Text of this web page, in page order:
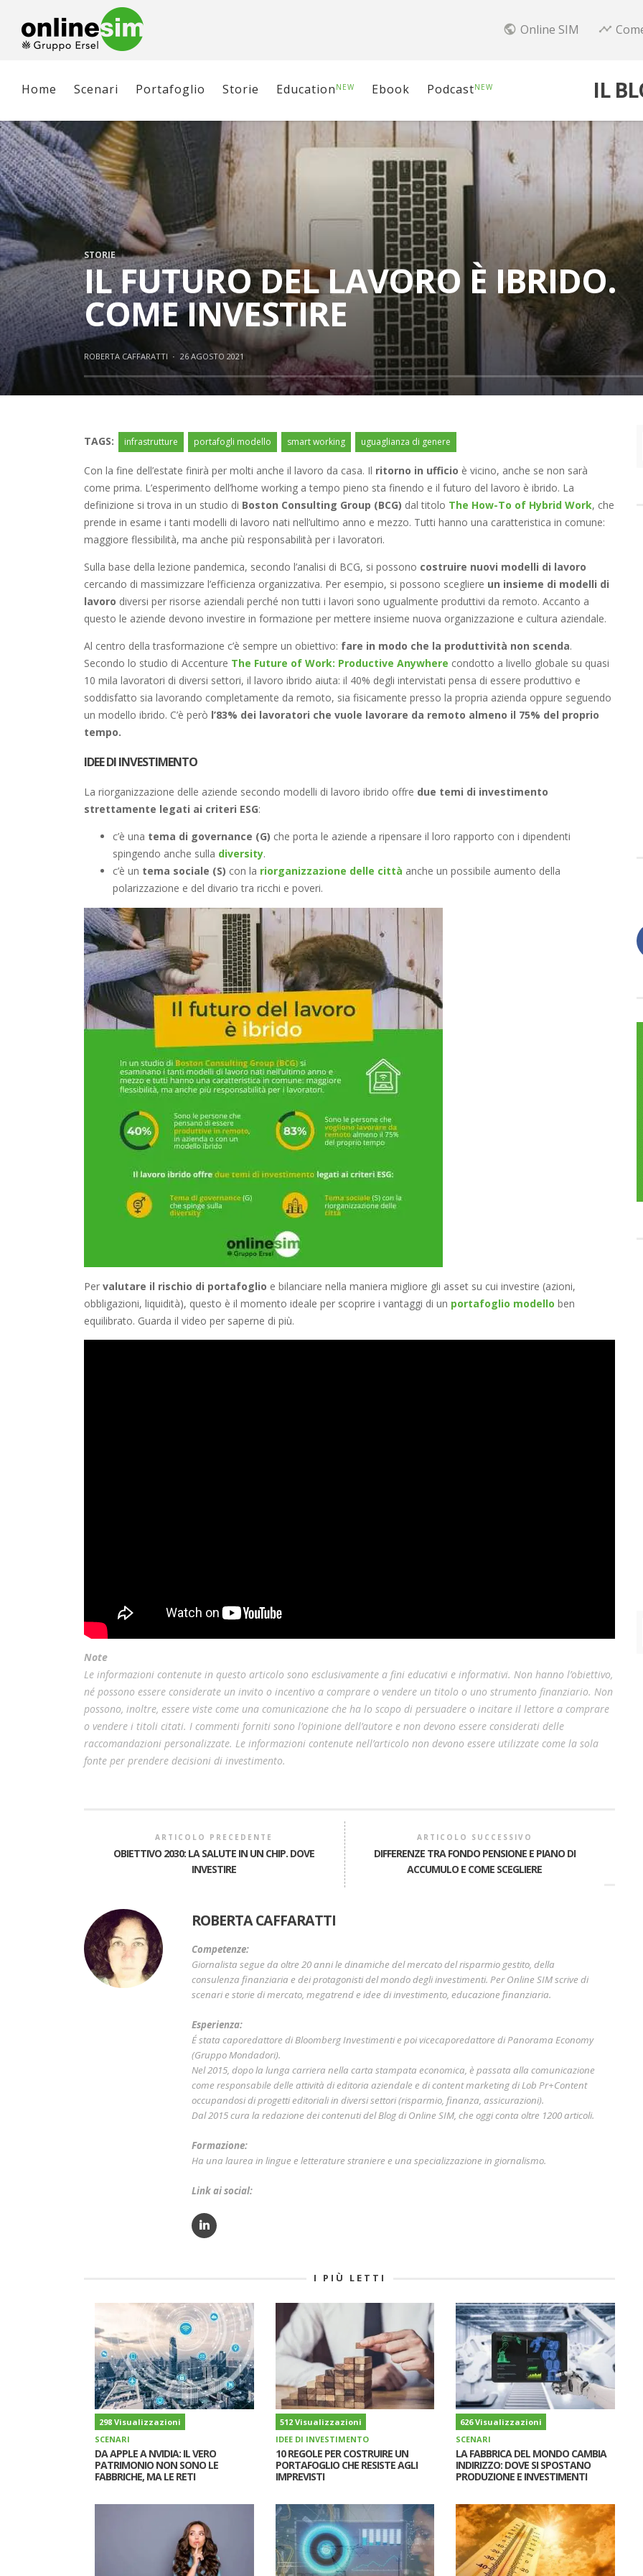
public Online SIM timeline
Home Scenari Portafoglio Storie Education NEW Ebook PodcastNEW IL
STORIE
IL FUTURO DEL LAVORO È IBRIDO.
COME INVESTIRE
ROBERTA CAFFARATTI · 26 AGOSTO 2021
TAGS: infrastrutture portafogli modello smart working uguaglianza di genere
Con la fine dell’estate finirà per molti anche il lavoro da casa. Il ritorno in ufficio è vicino, anche se non sarà
come prima. L’esperimento dell’home working a tempo pieno sta finendo e il futuro del lavoro è ibrido. La
definizione si trova in un studio di Boston Consulting Group (BCG) dal titolo The How-To of Hybrid Work, che
prende in esame i tanti modelli di lavoro nati nell’ultimo anno e mezzo. Tutti hanno una caratteristica in comune:
maggiore flessibilità, ma anche più responsabilità per i lavoratori.
Sulla base della lezione pandemica, secondo l’analisi di BCG, si possono costruire nuovi modelli di lavoro
cercando di massimizzare l’efficienza organizzativa. Per esempio, si possono scegliere un insieme di modelli di
lavoro diversi per risorse aziendali perché non tutti i lavori sono ugualmente produttivi da remoto. Accanto a
questo le aziende devono investire in formazione per mettere insieme nuova organizzazione e cultura aziendale.
Al centro della trasformazione c’è sempre un obiettivo: fare in modo che la produttività non scenda.
Secondo lo studio di Accenture The Future of Work: Productive Anywhere condotto a livello globale su quasi
10 mila lavoratori di diversi settori, il lavoro ibrido aiuta: il 40% degli intervistati pensa di essere produttivo e
soddisfatto sia lavorando completamente da remoto, sia fisicamente presso la propria azienda oppure seguendo
un modello ibrido. C’è però l’83% dei lavoratori che vuole lavorare da remoto almeno il 75% del proprio
tempo.
IDEE DI INVESTIMENTO
La riorganizzazione delle aziende secondo modelli di lavoro ibrido offre due temi di investimento
strettamente legati ai criteri ESG:
c’è una tema di governance (G) che porta le aziende a ripensare il loro rapporto con i dipendenti
spingendo anche sulla diversity.
c’è un tema sociale (S) con la riorganizzazione delle città anche un possibile aumento della
polarizzazione e del divario tra ricchi e poveri.
Per valutare il rischio di portafoglio e bilanciare nella maniera migliore gli asset su cui investire (azioni,
obbligazioni, liquidità), questo è il momento ideale per scoprire i vantaggi di un portafoglio modello ben
equilibrato. Guarda il video per saperne di più.
Note
Le informazioni contenute in questo articolo sono esclusivamente a fini educativi e informativi. Non hanno l’obiettivo,
né possono essere considerate un invito o incentivo a comprare o vendere un titolo o uno strumento finanziario. Non
possono, inoltre, essere viste come una comunicazione che ha lo scopo di persuadere o incitare il lettore a comprare
o vendere i titoli citati. I commenti forniti sono l’opinione dell’autore e non devono essere considerati delle
raccomandazioni personalizzate. Le informazioni contenute nell’articolo non devono essere utilizzate come la sola
fonte per prendere decisioni di investimento.
ARTICOLO PRECEDENTE
OBIETTIVO 2030: LA SALUTE IN UN CHIP. DOVE
INVESTIRE
ARTICOLO SUCCESSIVO
DIFFERENZE TRA FONDO PENSIONE E PIANO DI
ACCUMULO E COME SCEGLIERE
ROBERTA CAFFARATTI
Competenze:
Giornalista segue da oltre 20 anni le dinamiche del mercato del risparmio gestito, della
consulenza finanziaria e dei protagonisti del mondo degli investimenti. Per Online SIM scrive di
scenari e storie di mercato, megatrend e idee di investimento, educazione finanziaria.
Esperienza:
É stata caporedattore di Bloomberg Investimenti e poi vicecaporedattore di Panorama Economy
(Gruppo Mondadori).
Nel 2015, dopo la lunga carriera nella carta stampata economica, è passata alla comunicazione
come responsabile delle attività di editoria aziendale e di content marketing di Lob Pr+Content
occupandosi di progetti editoriali in diversi settori (risparmio, finanza, assicurazioni).
Dal 2015 cura la redazione dei contenuti del Blog di Online SIM, che oggi conta oltre 1200 articoli.
Formazione:
Ha una laurea in lingue e letterature straniere e una specializzazione in giornalismo.
Link ai social:
I PIÙ LETTI
298 Visualizzazioni
SCENARI
DA APPLE A NVIDIA: IL VERO
PATRIMONIO NON SONO LE
FABBRICHE, MA LE RETI
512 Visualizzazioni
IDEE DI INVESTIMENTO
10 REGOLE PER COSTRUIRE UN
PORTAFOGLIO CHE RESISTE AGLI
IMPREVISTI
626 Visualizzazioni
SCENARI
LA FABBRICA DEL MONDO CAMBIA
INDIRIZZO: DOVE SI SPOSTANO
PRODUZIONE E INVESTIMENTI